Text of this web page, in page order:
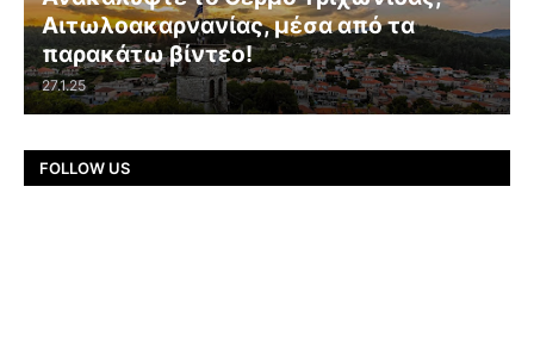
Αιτωλοακαρνανίας, μέσα από τα
παρακάτω βίντεο!
27.1.25
FOLLOW US